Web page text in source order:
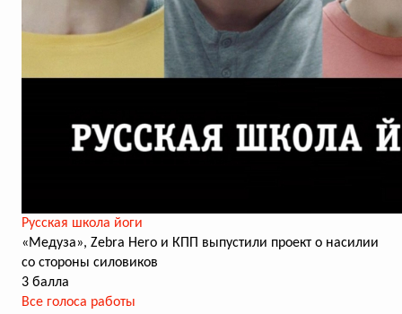
Русская школа йоги
«Медуза», Zebra Hero и КПП выпустили проект о насилии
со стороны силовиков
3 балла
Все голоса работы